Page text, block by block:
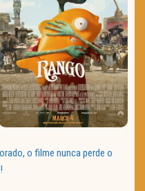
o filme nunca perde o